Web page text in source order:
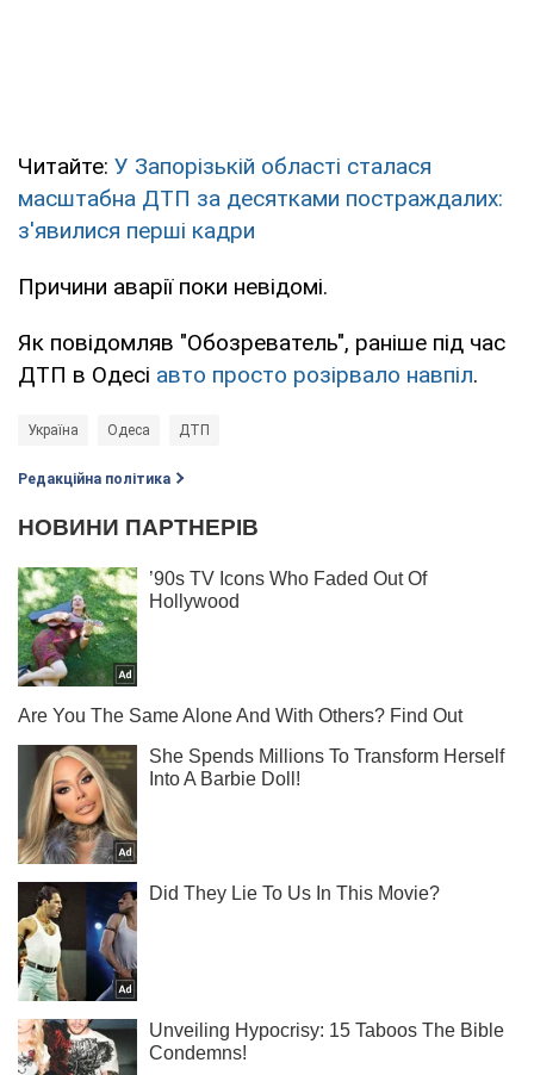
Читайте: У Запорізькій області сталася
масштабна ДТП за десятками постраждалих:
з'явилися перші кадри
Причини аварії поки невідомі.
Як повідомляв "Обозреватель", раніше під час
ДТП в Одесі авто просто розірвало навпіл.
Україна Одеса ДТП
Редакційна політика